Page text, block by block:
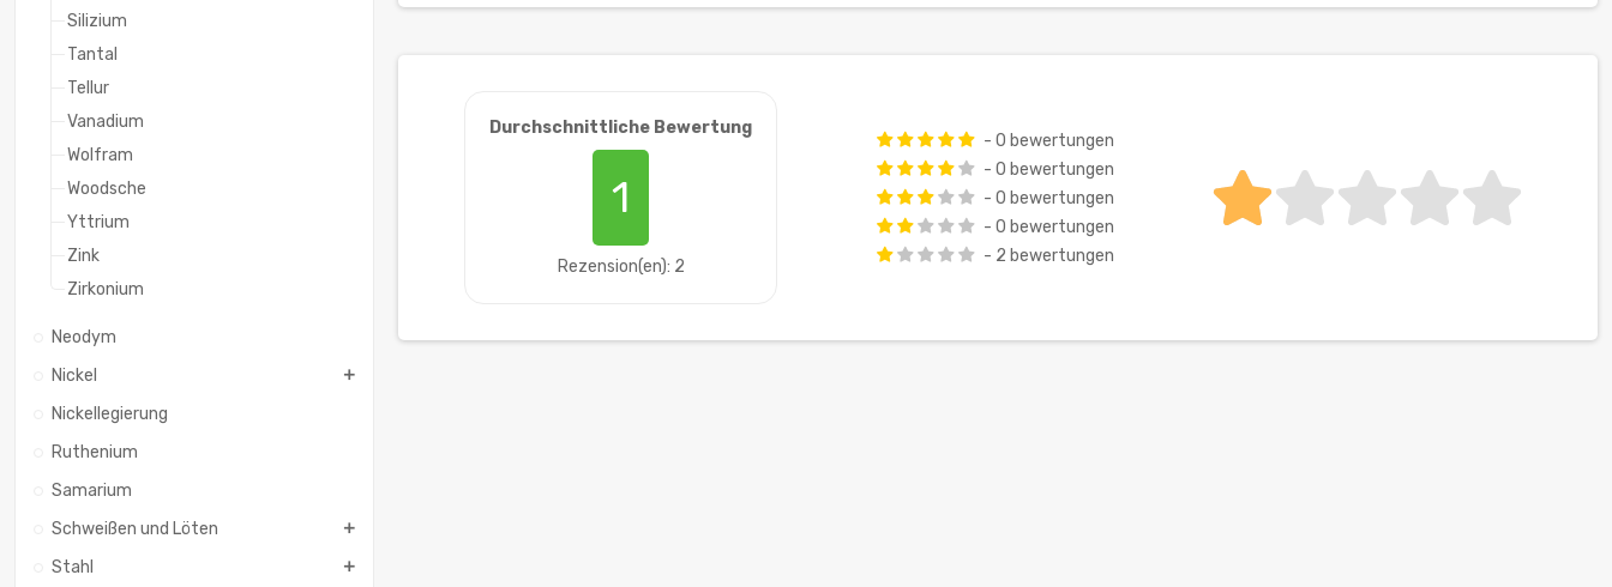
Silizium
Tantal
Tellur
Vanadium
Wolfram
Woodsche
Yttrium
Zink
Zirkonium
Neodym
Nickel
Nickellegierung
Ruthenium
Samarium
Schweißen und Löten
Stahl
Durchschnittliche Bewertung
1
Rezension(en): 2
- 0 bewertungen
- 0 bewertungen
- 0 bewertungen
- 0 bewertungen
- 2 bewertungen